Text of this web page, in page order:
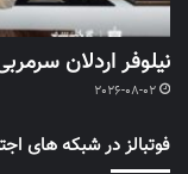
نیلوفر اردلان
2026-08-02
فوتبالز در شبکه های